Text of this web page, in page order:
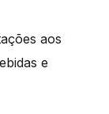
aos
e